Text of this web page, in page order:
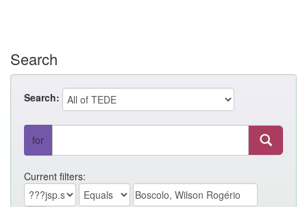
Search
Search:
for
Current filters: